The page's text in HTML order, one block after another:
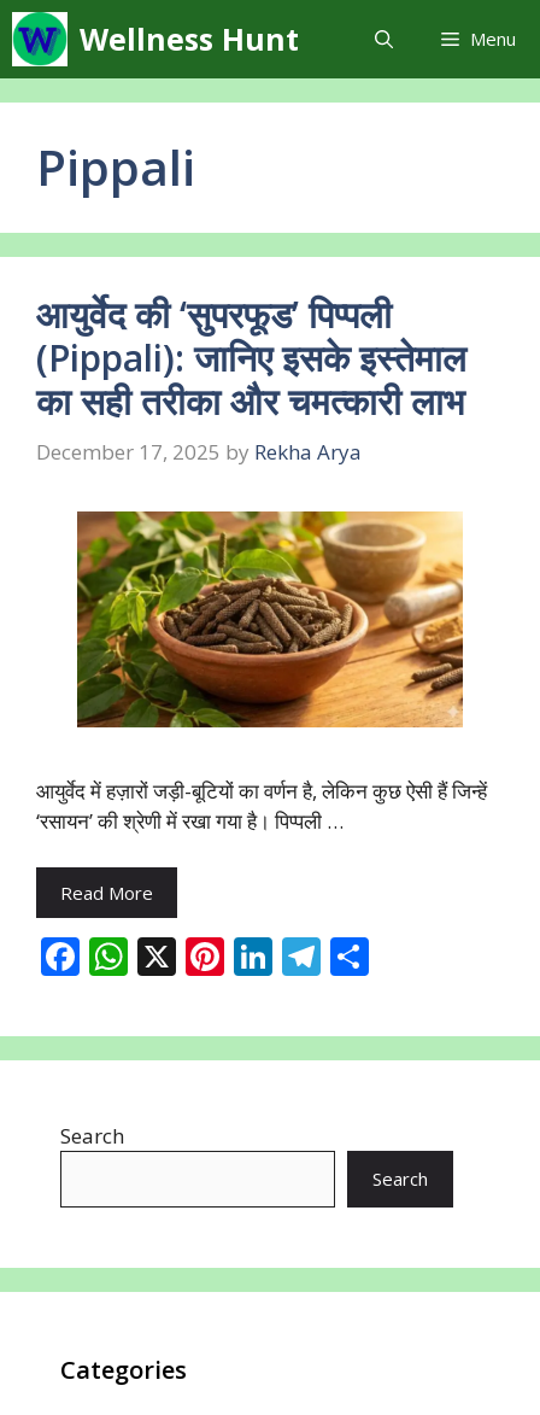
Skip
to
content
Wellness Hunt Menu
Pippali
आयुर्वेद की ‘सुपरफूड’ पिप्पली
(Pippali): जानिए इसके इस्तेमाल
का सही तरीका और चमत्कारी लाभ
December 17, 2025 by Rekha Arya
आयुर्वेद में हज़ारों जड़ी-बूटियों का वर्णन है, लेकिन कुछ ऐसी हैं जिन्हें
‘रसायन’ की श्रेणी में रखा गया है। पिप्पली …
Read More
F
e
b
o
W
at
s
p
X Pi
er
e
Li
k
e
n
T
e
gr
m
ar
e
Search
Search
Categories